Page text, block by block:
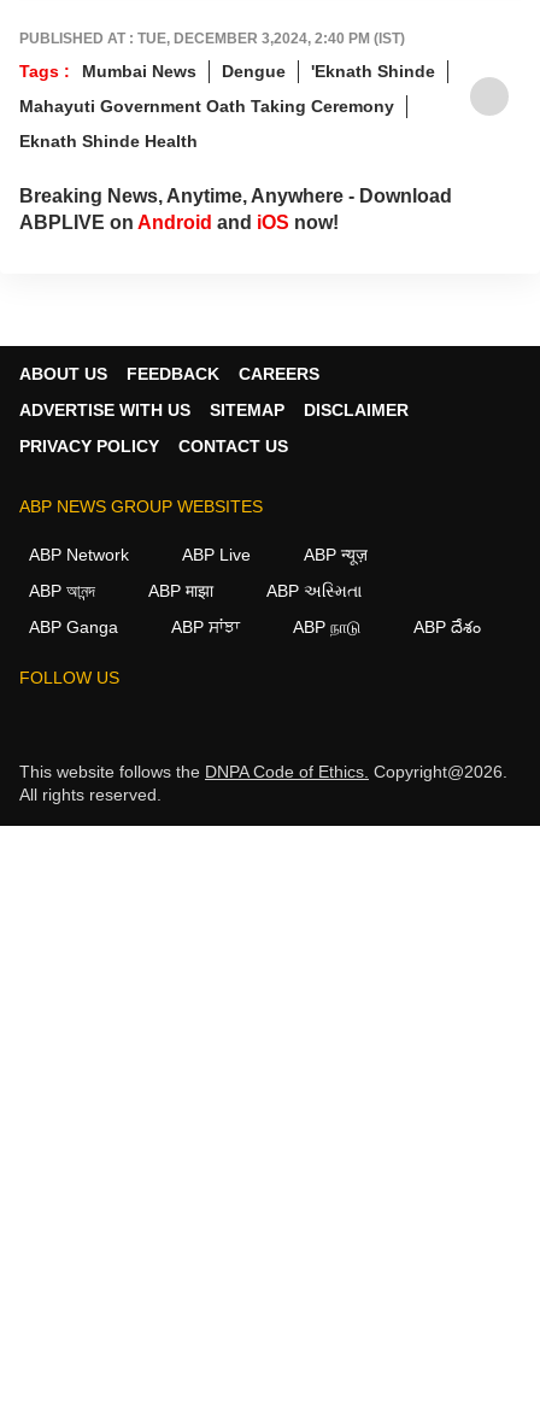
PUBLISHED AT : TUE, DECEMBER 3,2024, 2:40 PM (IST)
Tags : Mumbai News Dengue
'Eknath Shinde
Mahayuti Government Oath Taking Ceremony
Eknath Shinde Health
Breaking News, Anytime, Anywhere - Download
ABPLIVE on Android and iOS now!
ABOUT US FEEDBACK
CAREERS
ADVERTISE WITH US
SITEMAP
DISCLAIMER
PRIVACY POLICY
CONTACT US
ABP NEWS GROUP WEBSITES
ABP Network ABP Live
ABP न्यूज़
ABP আনন্দ
ABP माझा
ABP અસ્મિતા
ABP Ganga
ABP ਸਾਂਝਾ ABP நாடு ABP దేశం
FOLLOW US
This website follows the DNPA Code of Ethics. Copyright@2026.
All rights reserved.